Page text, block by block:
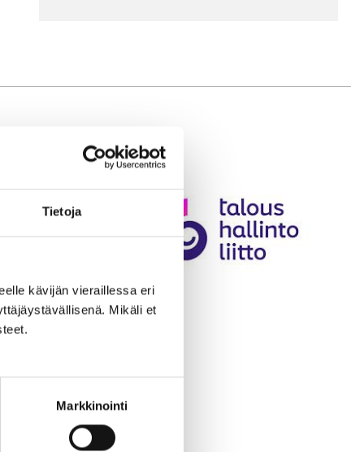
Tietoja
kävijän vieraillessa eri
Mikäli et
Markkinointi